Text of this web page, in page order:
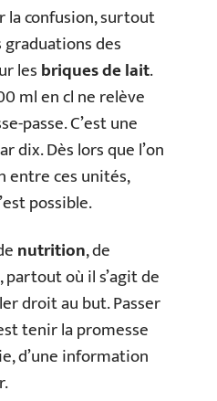
confusion, surtout
des
lesbriques de lait.
ml en cl ne relève
passe. C’est une
dix. Dès lors que l’on
entre ces unités,
possible.
nutrition, de
où il s’agit de
droit au but. Passer
tenir la promesse
d’une information